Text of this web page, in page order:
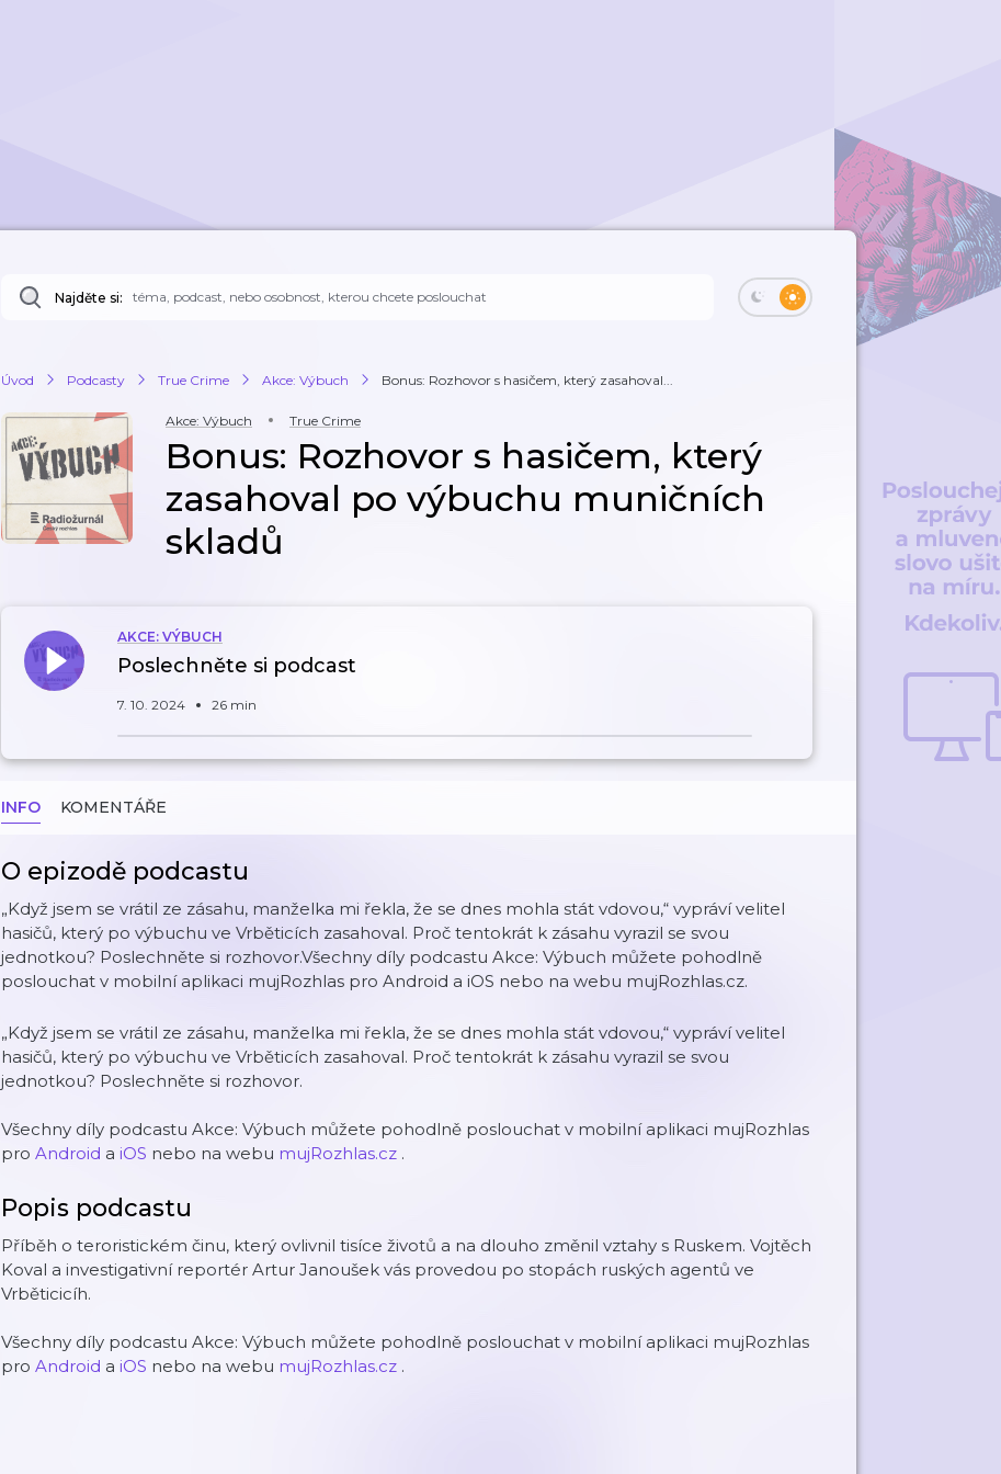
Najděte si:
Úvod Podcasty True Crime Akce: Výbuch Bonus: Rozhovor s hasičem, který zasahoval...
Akce: Výbuch True Crime
Bonus: Rozhovor s hasičem, který
zasahoval po výbuchu muničních
skladů
AKCE: VÝBUCH
Poslechněte si podcast
7. 10. 2024 26 min
INFO KOMENTÁŘE
O epizodě podcastu
„Když jsem se vrátil ze zásahu, manželka mi řekla, že se dnes mohla stát vdovou,“ vypráví velitel
hasičů, který po výbuchu ve Vrběticích zasahoval. Proč tentokrát k zásahu vyrazil se svou
jednotkou? Poslechněte si rozhovor.Všechny díly podcastu Akce: Výbuch můžete pohodlně
poslouchat v mobilní aplikaci mujRozhlas pro Android a iOS nebo na webu mujRozhlas.cz.
„Když jsem se vrátil ze zásahu, manželka mi řekla, že se dnes mohla stát vdovou,“ vypráví velitel
hasičů, který po výbuchu ve Vrběticích zasahoval. Proč tentokrát k zásahu vyrazil se svou
jednotkou? Poslechněte si rozhovor.
Všechny díly podcastu Akce: Výbuch můžete pohodlně poslouchat v mobilní aplikaci mujRozhlas
pro Android a iOS nebo na webu mujRozhlas.cz .
Popis podcastu
Příběh o teroristickém činu, který ovlivnil tisíce životů a na dlouho změnil vztahy s Ruskem. Vojtěch
Koval a investigativní reportér Artur Janoušek vás provedou po stopách ruských agentů ve
Vrběticicíh.
Všechny díly podcastu Akce: Výbuch můžete pohodlně poslouchat v mobilní aplikaci mujRozhlas
pro Android a iOS nebo na webu mujRozhlas.cz .